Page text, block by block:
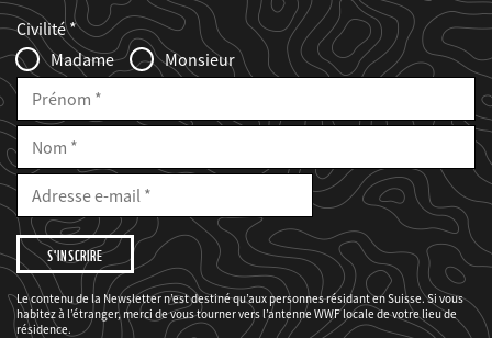
Web2Case
Infofelder
Fieldset
anrede_name
Civilité
Madame
Monsieur
Prénom
Nom
E-
Mail
Adresse
mail
Je
souhaite
être
informé(e)
des
projets
du
WWF.
Le contenu de la Newsletter n’est destiné qu’aux personnes résidant en Suisse. Si vous
habitez à l’étranger, merci de vous tourner vers l’antenne WWF locale de votre lieu de
résidence.